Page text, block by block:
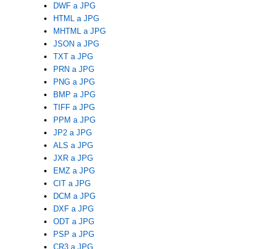
DWF a JPG
HTML a JPG
MHTML a JPG
JSON a JPG
TXT a JPG
PRN a JPG
PNG a JPG
BMP a JPG
TIFF a JPG
PPM a JPG
JP2 a JPG
ALS a JPG
JXR a JPG
EMZ a JPG
CIT a JPG
DCM a JPG
DXF a JPG
ODT a JPG
PSP a JPG
CR3 a JPG